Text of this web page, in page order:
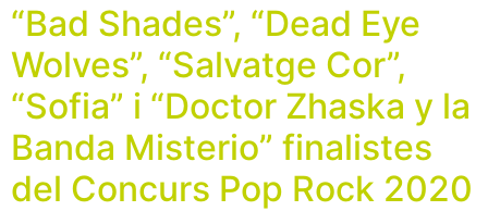
“Bad Shades”, “Dead Eye
Wolves”, “Salvatge Cor”,
“Sofia” i “Doctor Zhaska y la
Banda Misterio” finalistes
del Concurs Pop Rock 2020